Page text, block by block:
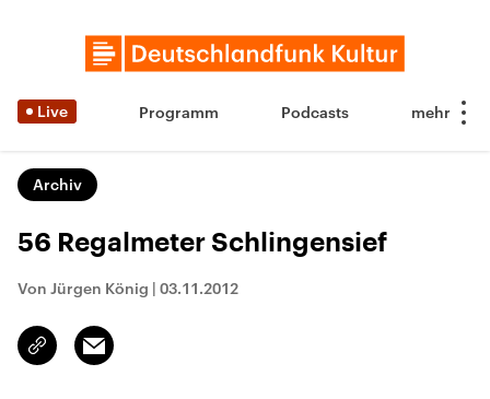
Live Programm Podcasts
Archiv
56 Regalmeter Schlingensief
Von Jürgen König | 03.11.2012
Link
kopieren/teilen
Email